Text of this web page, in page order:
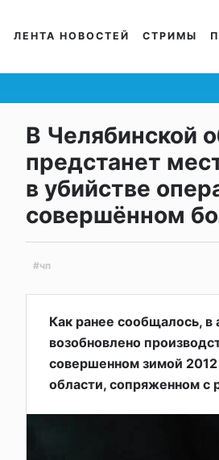
ЛЕНТА НОВОСТЕЙ СТРИМЫ
В Челябинской
предстанет
в убийстве
совершённом
#чп
Как ранее сообщалось, в
возобновлено
совершенном зимой
области, сопряженном с